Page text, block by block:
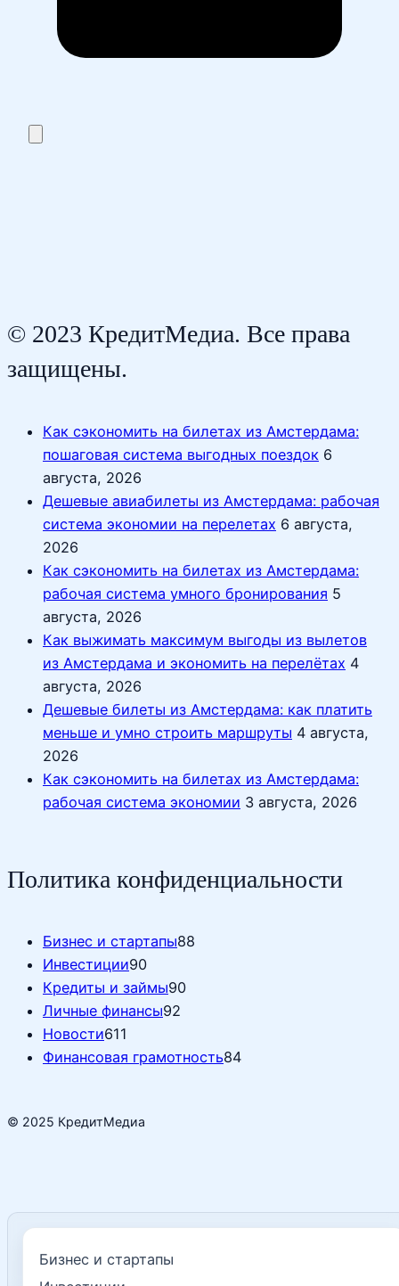
© 2023 КредитМедиа. Все права
защищены.
Как сэкономить на билетах из Амстердама:
пошаговая система выгодных поездок 6
августа, 2026
Дешевые авиабилеты из Амстердама: рабочая
система экономии на перелетах 6 августа,
2026
Как сэкономить на билетах из Амстердама:
рабочая система умного бронирования 5
августа, 2026
Как выжимать максимум выгоды из вылетов
из Амстердама и экономить на перелётах 4
августа, 2026
Дешевые билеты из Амстердама: как платить
меньше и умно строить маршруты 4 августа,
2026
Как сэкономить на билетах из Амстердама:
рабочая система экономии 3 августа, 2026
Политика конфиденциальности
Бизнес и стартапы88
Инвестиции90
Кредиты и займы90
Личные финансы92
Новости611
Финансовая грамотность84
© 2025 КредитМедиа
Бизнес и стартапы